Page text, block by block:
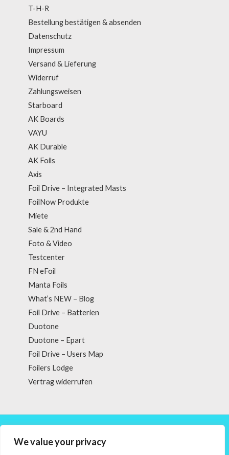
We value your privacy
T-H-R
Bestellung bestätigen & absenden
Datenschutz
Impressum
Versand & Lieferung
Widerruf
Zahlungsweisen
Starboard
AK Boards
VAYU
AK Durable
AK Foils
Axis
Foil Drive – Integrated Masts
FoilNow Produkte
Miete
Sale & 2nd Hand
Foto & Video
Testcenter
FN eFoil
Manta Foils
What’s NEW – Blog
Foil Drive – Batterien
Duotone
Duotone – Epart
Foil Drive – Users Map
Foilers Lodge
Vertrag widerrufen